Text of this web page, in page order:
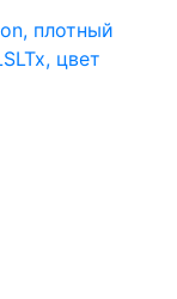
плотный
цвет